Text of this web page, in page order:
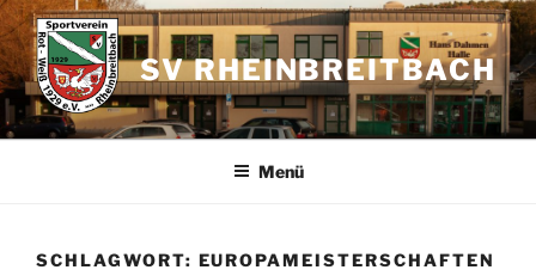
Zum
Inhalt
springen
SV RHEINBREITBACH
Menü
SCHLAGWORT: EUROPAMEISTERSCHAFTEN